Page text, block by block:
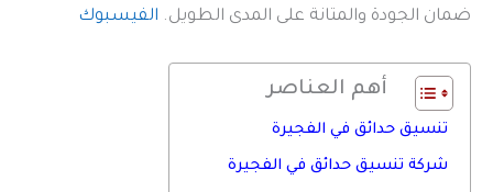
ضمان الجودة والمتانة على المدى الطويل. الفيسبوك
أهم العناصر
تنسيق حدائق في الفجيرة
شركة تنسيق حدائق في الفجيرة